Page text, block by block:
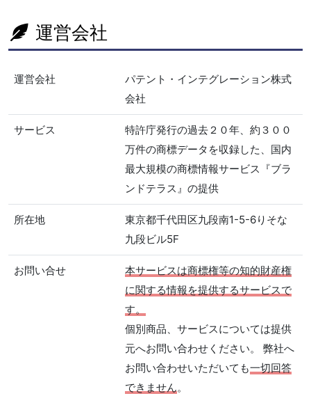
運営会社
運営会社
パテント・インテグレーション株式
会社
サービス
特許庁発行の過去２０年、約３００
万件の商標データを収録した、国内
最大規模の商標情報サービス『ブラ
ンドテラス』の提供
所在地
東京都千代田区九段南1-5-6りそな
九段ビル5F
お問い合せ
本サービスは商標権等の知的財産権
に関する情報を提供するサービスで
す。
個別商品、サービスについては提供
元へお問い合わせください。 弊社へ
お問い合わせいただいても一切回答
できません。